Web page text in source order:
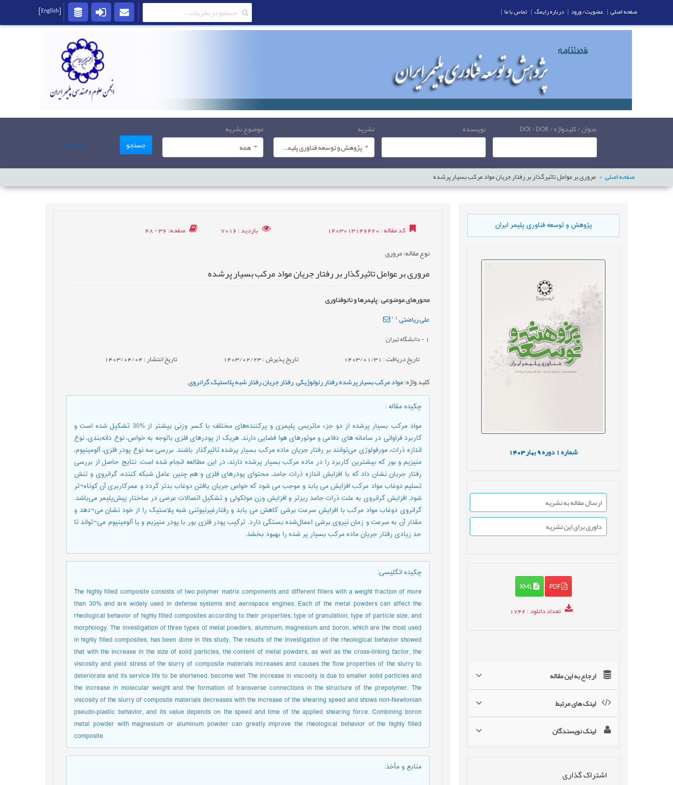
عنوان / کلیدواژه / DOI / DOR نویسنده
نشریه
پژوهش و توسعه فناوری پلیمر ایران
موضوع نشریه
همه
جستجو پیشرفته
صفحه اصلی مروری بر عوامل تاثیرگذار بر رفتار جریان مواد مرکب بسیار پرشده
پژوهش و توسعه فناوری پلیمر ایران
شماره دوره بهار1403
ارسال مقاله به نشریه
داوری برای این نشریه
PDF
XML
تعداد دانلود: 1742
ارجاع به این مقاله
لینک های مرتبط
لینک نویسندگان
اشتراک گذاری
کد مقاله: 1403013146420 بازدید: 7016 صفحه: 36 - 48
نوع مقاله: مروری
مروری بر عوامل تاثیرگذار بر رفتار جریان مواد مرکب بسیار پرشده
محورهای موضوعی:پليمرها و نانوفناوری
علی ریاضتی 1
*
1 - دانشگاه تهران
تاریخ دریافت : 1403/01/31 تاریخ پذیرش : 1403/02/23 تاریخ انتشار : 1403/04/04
کلید واژه:مواد مرکب بسیار پرشده,رفتار رئولوژیکی,رفتار جریان,رفتار شبه پلاستیک,گرانروی,
چکیده مقاله:
مواد مرکب بسیار پرشده از دو جزء ماتریس پلیمری و پرکننده‌های مختلف با کسر وزنی بیشتر از %30 تشکیل شده است و
کاربرد فراوانی در سامانه های دفاعی و موتورهای هوا فضایی دارند. هریک از پودرهای فلزی باتوجه به خواص، نوع دانه‌بندی، نوع
اندازه ذرات، مورفولوژی می‌توانند بر رفتار جریان ماده مرکب بسیار پرشده تاثیرگذار باشند. بررسی سه نوع پودر فلزی، آلومینیوم،
منیزیم و بور که بیشترین کاربرد را در ماده مرکب بسیار پرشده دارند، در این مطالعه انجام شده است. نتایج حاصل از بررسی
رفتار جریان نشان داد که با افزایش اندازه ذرات جامد، محتوای پودرهای فلزی و هم چنین عامل شبکه کننده، گرانروی و تنش
تسلیم دوغاب مواد مرکب افزایش می یابد و موجب می شود که خواص جریان یافتن دوغاب بدتر گردد و عمرکاربری آن کوتاه¬تر
شود. افزایش گرانروی به علت ذرات جامد ریزتر و افزایش وزن مولکولی و تشکیل اتصالات عرضی در ساختار پیش‌پلیمر می‌باشد.
گرانروی دوغاب مواد مرکب با افزایش سرعت برشی کاهش می یابد و رفتارغیرنیوتنی شبه پلاستیک را از خود نشان می¬دهد و
مقدار آن به سرعت و زمان نیروی برشی اعمال‌شده بستگی دارد. ترکیب پودر فلزی بور با پودر منیزیم و یا آلومینیوم می¬تواند تا
حد زیادی رفتار جریان ماده مرکب بسیار پر شده را بهبود بخشد.
چکیده انگلیسی:
The highly filled composite consists of two polymer matrix components and different fillers with a weight fraction of more
than 30% and are widely used in defense systems and aerospace engines. Each of the metal powders can affect the
rheological behavior of highly filled composites according to their properties, type of granulation, type of particle size, and
morphology. The investigation of three types of metal powders, aluminum, magnesium and boron, which are the most used
in highly filled composites, has been done in this study. The results of the investigation of the rheological behavior showed
that with the increase in the size of solid particles, the content of metal powders, as well as the cross-linking factor, the
viscosity and yield stress of the slurry of composite materials increases and causes the flow properties of the slurry to
deteriorate and its service life to be shortened. become wet The increase in viscosity is due to smaller solid particles and
the increase in molecular weight and the formation of transverse connections in the structure of the prepolymer. The
viscosity of the slurry of composite materials decreases with the increase of the shearing speed and shows non-Newtonian
pseudo-plastic behavior, and its value depends on the speed and time of the applied shearing force. Combining boron
metal powder with magnesium or aluminum powder can greatly improve the rheological behavior of the highly filled
composite.
منابع و مأخذ:
صفحه اصلی | عضویت/ ورود | درباره رایمگ | تماس با ما |
[English]